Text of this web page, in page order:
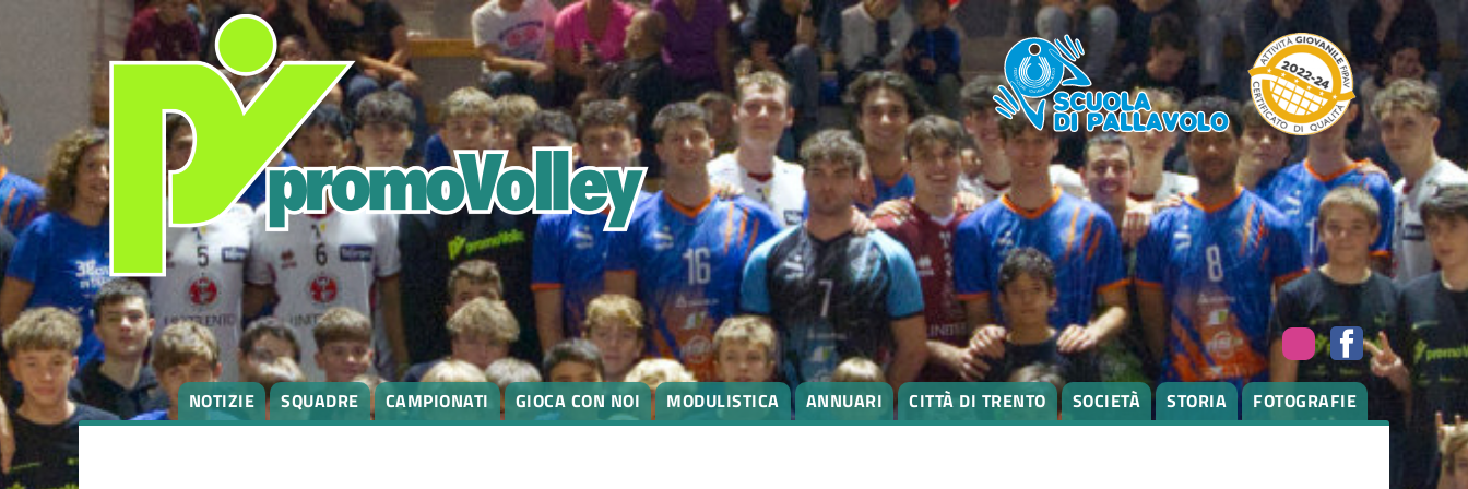
NOTIZIE SQUADRE CAMPIONATI GIOCA CON NOI MODULISTICA ANNUARI CITTÀ DI TRENTO SOCIETÀ STORIA FOTOGRAFIE